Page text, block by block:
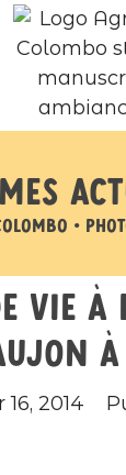
Mes
•
vie à
2014